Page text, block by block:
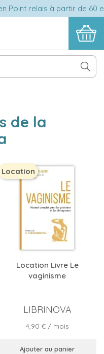
Point relais à partir de 60
de la
Location Livre Le
vaginisme
LIBRINOVA
Prix
4,90 € / mois
Ajouter au panier
Location